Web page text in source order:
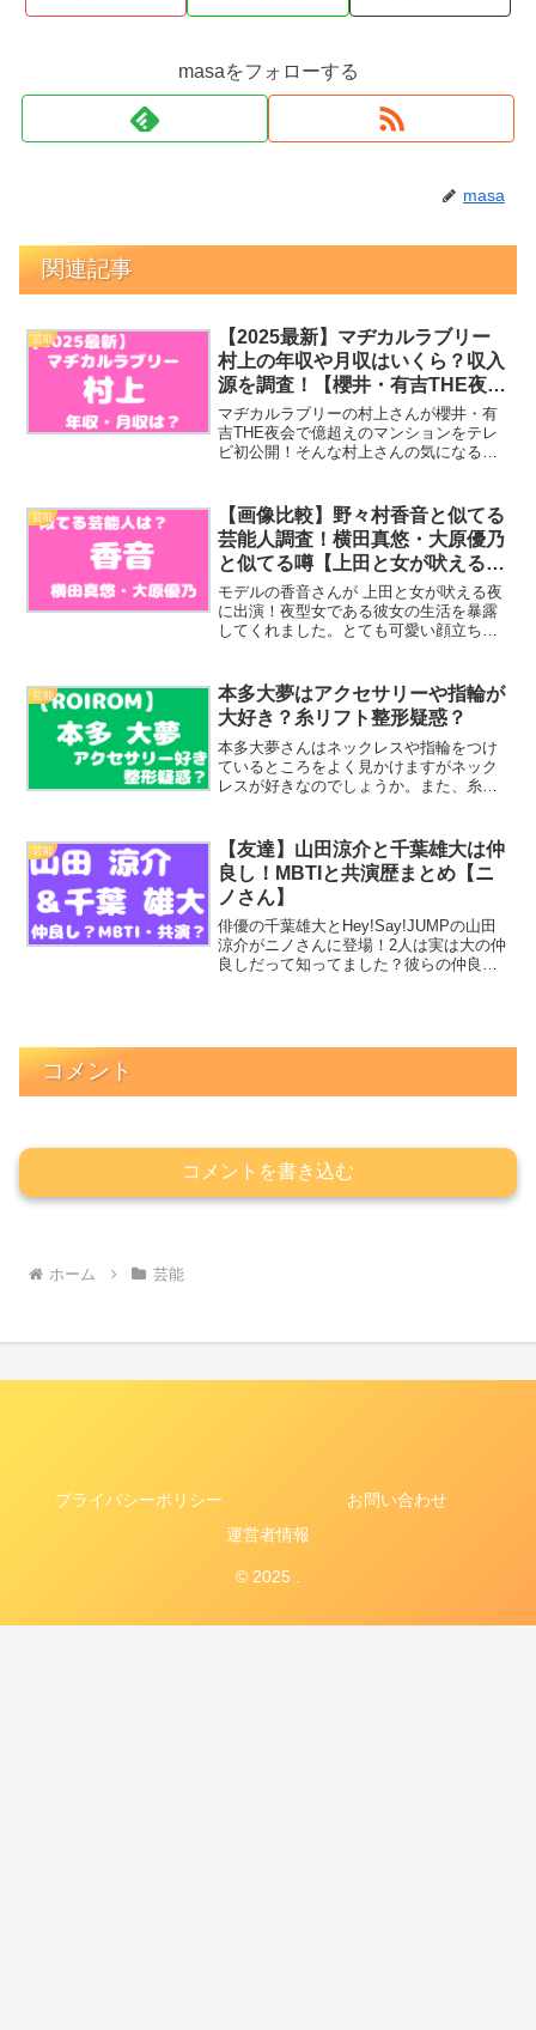
masaをフォローする
masa
関連記事
芸能
【2025最新】マヂカルラブリー
村上の年収や月収はいくら？収入
源を調査！【櫻井・有吉THE夜
会】
マヂカルラブリーの村上さんが櫻井・有
吉THE夜会で億超えのマンションをテレ
ビ初公開！そんな村上さんの気になる年
芸能
【画像比較】野々村香音と似てる
芸能人調査！横田真悠・大原優乃
と似てる噂【上田と女が吠える
夜】
モデルの香音さんが 上田と女が吠える夜
に出演！夜型女である彼女の生活を暴露
してくれました。とても可愛い顔立ちを
や大原優乃さんと似ていると噂ですが本
当なのか調査してみました。
芸能
本多大夢はアクセサリーや指輪が
大好き？糸リフト整形疑惑？
本多大夢さんはネックレスや指輪をつけ
ているところをよく見かけますがネック
レスが好きなのでしょうか。また、糸リ
芸能
【友達】山田涼介と千葉雄大は仲
良し！MBTIと共演歴まとめ【ニ
ノさん】
俳優の千葉雄大とHey!Say!JUMPの山田
涼介がニノさんに登場！2人は実は大の仲
良しだって知ってました？彼らの仲良し
コメント
コメントを書き込む
ホーム 芸能
プライバシーポリシー
お問い合わせ
運営者情報
© 2025 .